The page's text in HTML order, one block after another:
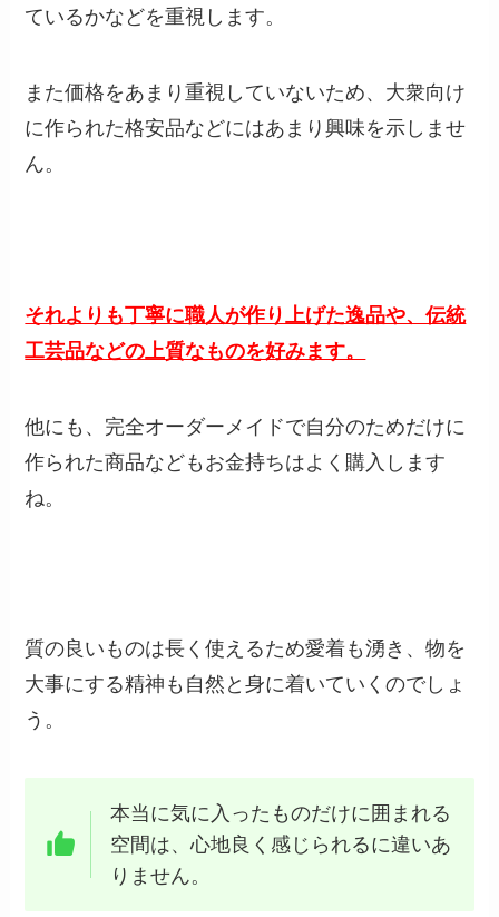
ているかなどを重視します。
また価格をあまり重視していないため、大衆向け
に作られた格安品などにはあまり興味を示しませ
ん。
それよりも丁寧に職人が作り上げた逸品や、伝統
工芸品などの上質なものを好みます。
他にも、完全オーダーメイドで自分のためだけに
作られた商品などもお金持ちはよく購入します
ね。
質の良いものは長く使えるため愛着も湧き、物を
大事にする精神も自然と身に着いていくのでしょ
う。
本当に気に入ったものだけに囲まれる
空間は、心地良く感じられるに違いあ
りません。